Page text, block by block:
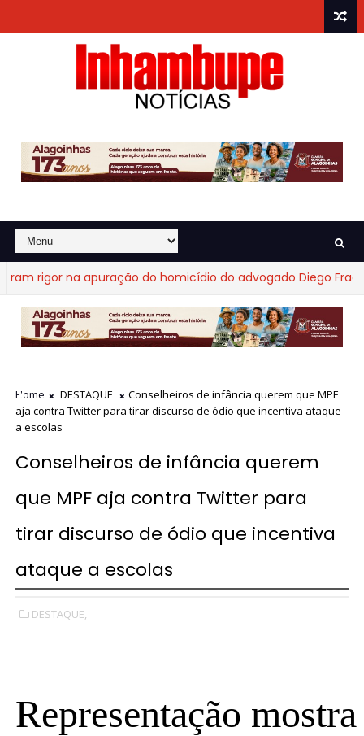
na apuração do homicídio do advogado Diego Fraga de
Home DESTAQUE
Conselheiros de infância querem que MPF
aja contra Twitter para tirar discurso de ódio que incentiva ataque
a escolas
Conselheiros de infância querem
que MPF aja contra Twitter para
tirar discurso de ódio que incentiva
ataque a escolas
DESTAQUE,
Representação